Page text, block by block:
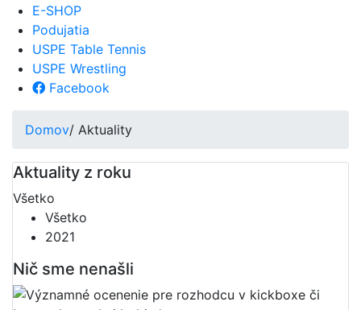
E-SHOP
Podujatia
USPE Table Tennis
USPE Wrestling
Facebook
Domov/ Aktuality
Aktuality z roku
Všetko
Všetko
2021
Nič sme nenašli